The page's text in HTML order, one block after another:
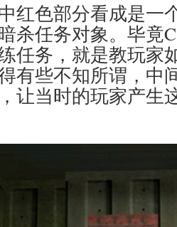
红色部分看成是一
杀任务对象。毕竟
任务，就是教玩家
有些不知所谓，中
让当时的玩家产生